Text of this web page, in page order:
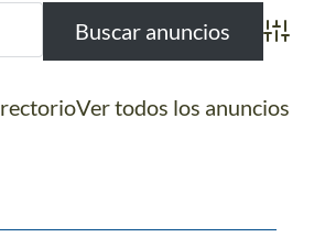
Ver todos los anuncios